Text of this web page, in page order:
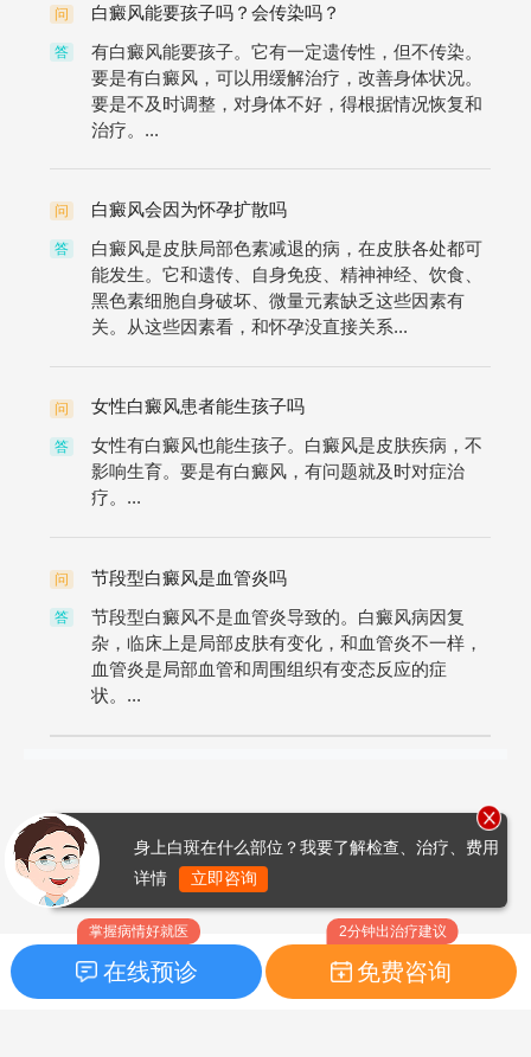
问 白癜风能要孩子吗？会传染吗？
答
有白癜风能要孩子。它有一定遗传性，但不传染。
要是有白癜风，可以用缓解治疗，改善身体状况。
要是不及时调整，对身体不好，得根据情况恢复和
治疗。...
问 白癜风会因为怀孕扩散吗
答
白癜风是皮肤局部色素减退的病，在皮肤各处都可
能发生。它和遗传、自身免疫、精神神经、饮食、
黑色素细胞自身破坏、微量元素缺乏这些因素有
关。从这些因素看，和怀孕没直接关系...
问 女性白癜风患者能生孩子吗
答
女性有白癜风也能生孩子。白癜风是皮肤疾病，不
影响生育。要是有白癜风，有问题就及时对症治
疗。...
问 节段型白癜风是血管炎吗
答
节段型白癜风不是血管炎导致的。白癜风病因复
杂，临床上是局部皮肤有变化，和血管炎不一样，
血管炎是局部血管和周围组织有变态反应的症
状。...
掌握病情好就医
在线预诊
2分钟出治疗建议
免费咨询
身上白斑在什么部位？我要了解检查、治疗、费用
详情
立即咨询